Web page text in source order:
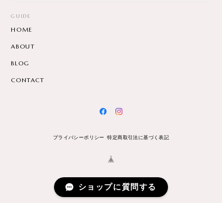
GUIDE
HOME
ABOUT
BLOG
CONTACT
プライバシーポリシー 特定商取引法に基づく表記
ショップに質問する